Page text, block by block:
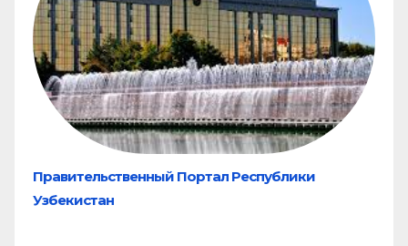
Правительственный Портал Республики
Узбекистан